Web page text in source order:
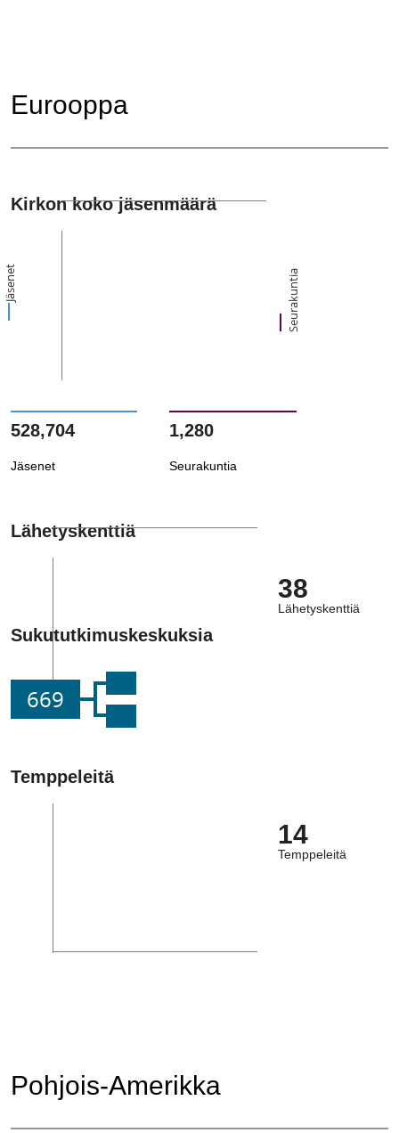
Eurooppa
Kirkon koko jäsenmäärä
Jäsenet Seurakuntia
528,704
Jäsenet
1,280
Seurakuntia
Lähetyskenttiä
38
Lähetyskenttiä
Sukututkimuskeskuksia
669
Temppeleitä
14
Temppeleitä
Pohjois-Amerikka